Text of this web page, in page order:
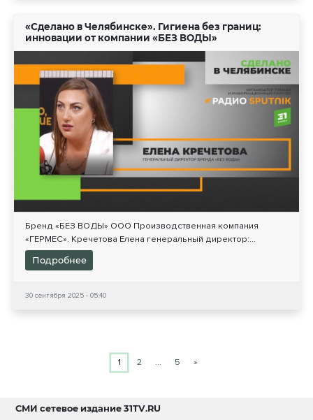
«Сделано в Челябинске». Гигиена без границ:
инновации от компании «БЕЗ ВОДЫ»
Бренд «БЕЗ ВОДЫ» ООО Производственная компания
«ГЕРМЕС». Кречетова Елена генеральный директор:...
Подробнее
30 сентября 2025 - 05:40
1 2 … 5 »
СМИ сетевое издание31TV.RU